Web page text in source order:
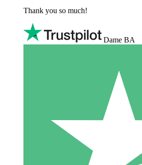
Thank you so much!
Dame BA